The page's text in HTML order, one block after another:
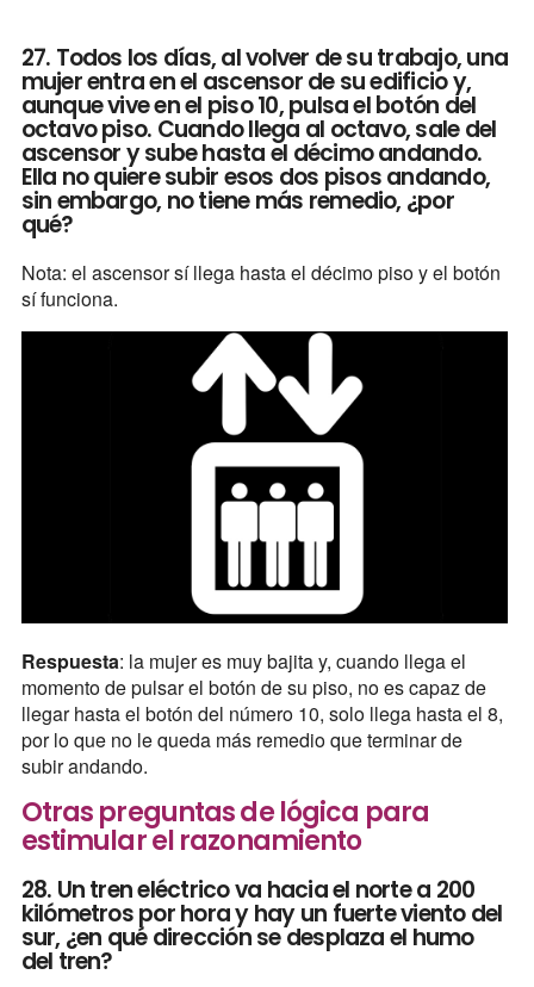
27. Todos los días, al volver de su trabajo, una
mujer entra en el ascensor de su edificio y,
aunque vive en el piso 10, pulsa el botón del
octavo piso. Cuando llega al octavo, sale del
ascensor y sube hasta el décimo andando.
Ella no quiere subir esos dos pisos andando,
sin embargo, no tiene más remedio, ¿por
qué?
Nota: el ascensor sí llega hasta el décimo piso y el botón
sí funciona.
Respuesta: la mujer es muy bajita y, cuando llega el
momento de pulsar el botón de su piso, no es capaz de
llegar hasta el botón del número 10, solo llega hasta el 8,
por lo que no le queda más remedio que terminar de
subir andando.
Otras preguntas de lógica para
estimular el razonamiento
28. Un tren eléctrico va hacia el norte a 200
kilómetros por hora y hay un fuerte viento del
sur, ¿en qué dirección se desplaza el humo
del tren?